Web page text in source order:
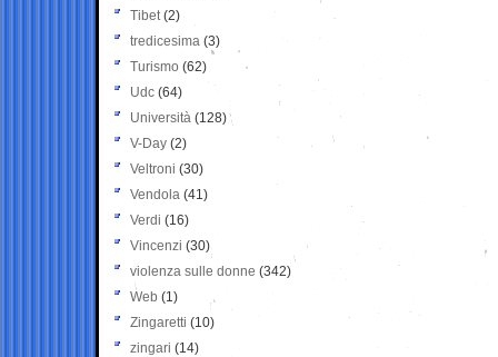
Tibet(2)
tredicesima (3)
Turismo (62)
Udc (64)
Università (128)
V-Day (2)
Veltroni (30)
Vendola (41)
Verdi (16)
Vincenzi (30)
violenza sulle donne (342)
Web (1)
Zingaretti (10)
zingari (14)